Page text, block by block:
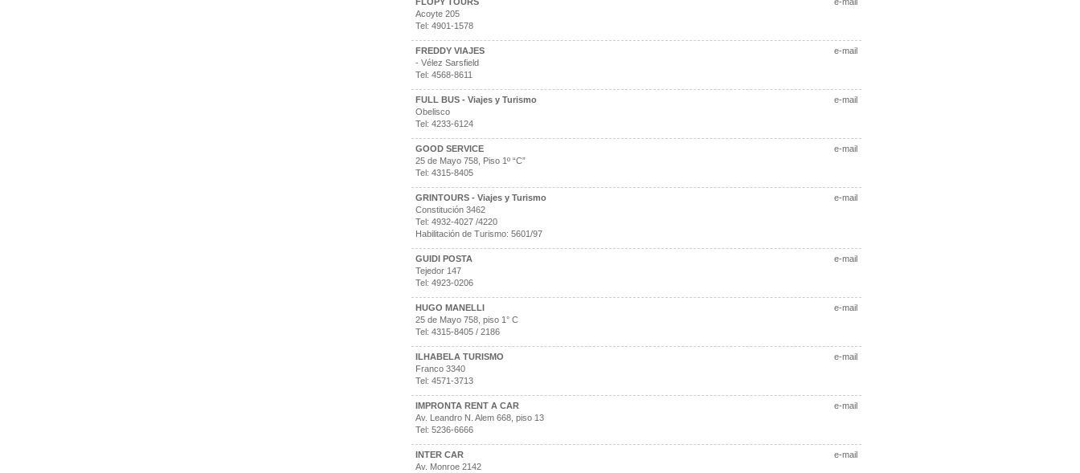
Acoyte 205
Tel: 4901-1578
e-mail
FREDDY VIAJES
- Vélez Sarsfield
Tel: 4568-8611
e-mail
FULL BUS - Viajes y Turismo
Obelisco
Tel: 4233-6124
e-mail
GOOD SERVICE
25 de Mayo 758, Piso 1º “C”
Tel: 4315-8405
e-mail
GRINTOURS - Viajes y Turismo
Constitución 3462
Tel: 4932-4027 /4220
Habilitación de Turismo: 5601/97
e-mail
GUIDI POSTA
Tejedor 147
Tel: 4923-0206
e-mail
HUGO MANELLI
25 de Mayo 758, piso 1° C
Tel: 4315-8405 / 2186
e-mail
ILHABELA TURISMO
Franco 3340
Tel: 4571-3713
e-mail
IMPRONTA RENT A CAR
Av. Leandro N. Alem 668, piso 13
Tel: 5236-6666
e-mail
INTER CAR
Av. Monroe 2142